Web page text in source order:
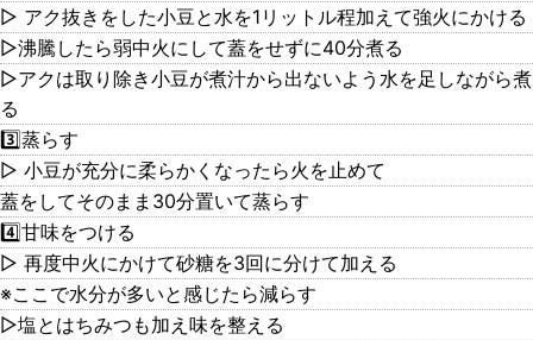
▷ アク抜きをした小豆と水を1リットル程加えて強火にかける
▷沸騰したら弱中火にして蓋をせずに40分煮る
▷アクは取り除き小豆が煮汁から出ないよう水を足しながら煮
る
3️⃣蒸らす
▷ 小豆が充分に柔らかくなったら火を止めて
蓋をしてそのまま30分置いて蒸らす
4️⃣甘味をつける
▷ 再度中火にかけて砂糖を3回に分けて加える
※ここで水分が多いと感じたら減らす
▷塩とはちみつも加え味を整える